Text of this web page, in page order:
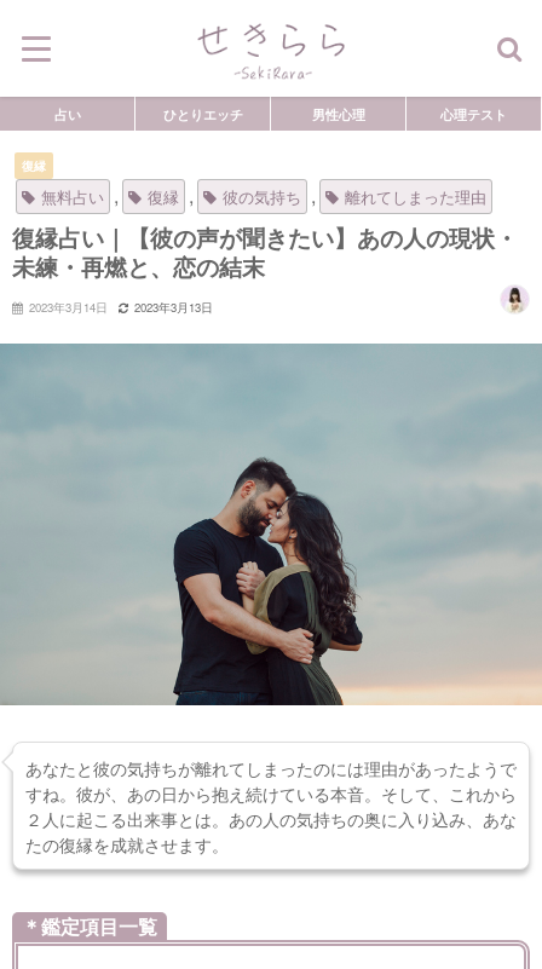
占い ひとりエッチ 男性心理 心理テスト
復縁
無料占い , 復縁 , 彼の気持ち , 離れてしまった理由
復縁占い｜【彼の声が聞きたい】あの人の現状・
未練・再燃と、恋の結末
2023年3月14日 2023年3月13日
あなたと彼の気持ちが離れてしまったのには理由があったようで
すね。彼が、あの日から抱え続けている本音。そして、これから
２人に起こる出来事とは。あの人の気持ちの奥に入り込み、あな
たの復縁を成就させます。
＊鑑定項目一覧